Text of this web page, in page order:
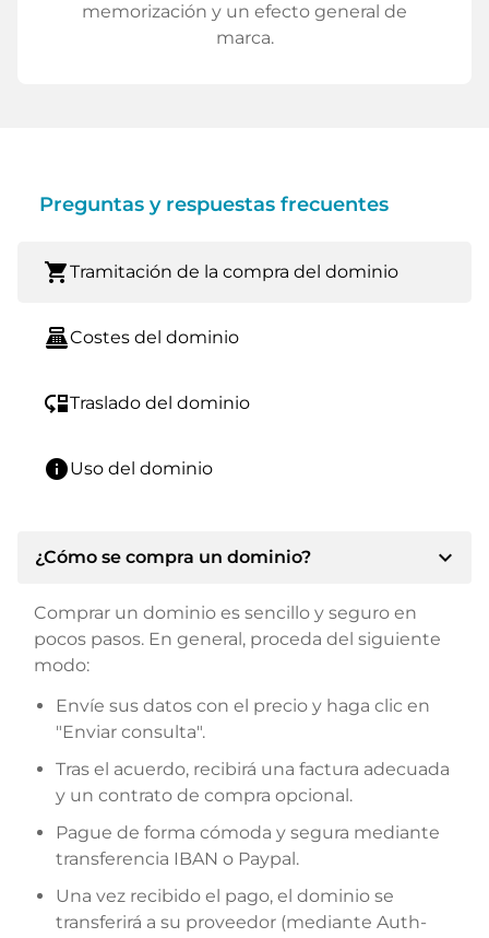
memorización y un efecto general de
marca.
Preguntas y respuestas frecuentes
shopping_cartTramitación de la compra del dominio
point_of_saleCostes del dominio
move_downTraslado del dominio
infoUso del dominio
¿Cómo se compra un dominio? expand_more
Comprar un dominio es sencillo y seguro en
pocos pasos. En general, proceda del siguiente
modo:
Envíe sus datos con el precio y haga clic en
"Enviar consulta".
Tras el acuerdo, recibirá una factura adecuada
y un contrato de compra opcional.
Pague de forma cómoda y segura mediante
transferencia IBAN o Paypal.
Una vez recibido el pago, el dominio se
transferirá a su proveedor (mediante Auth-